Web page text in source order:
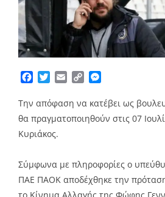
Facebook
TwitterEmailCopy
Την απόφαση να κατέβει ως
θα πραγματοποιηθούν στις 07
Κυριάκος.
Σύμφωνα με πληροφορίες ο
ΠΑΕ ΠΑΟΚ αποδέχθηκε την